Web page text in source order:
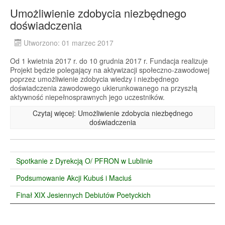
Umożliwienie zdobycia niezbędnego
doświadczenia
Utworzono: 01 marzec 2017
Od 1 kwietnia 2017 r. do 10 grudnia 2017 r. Fundacja realizuje
Projekt będzie polegający na aktywizacji społeczno-zawodowej
poprzez umożliwienie zdobycia wiedzy i niezbędnego
doświadczenia zawodowego ukierunkowanego na przyszłą
aktywność niepełnosprawnych jego uczestników.
Czytaj więcej: Umożliwienie zdobycia niezbędnego
doświadczenia
Spotkanie z Dyrekcją O/ PFRON w Lublinie
Podsumowanie Akcji Kubuś i Maciuś
Finał XIX Jesiennych Debiutów Poetyckich